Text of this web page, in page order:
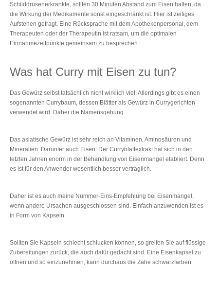
Schilddrüsenerkrankte, sollten 30 Minuten Abstand zum Eisen halten, da
die Wirkung der Medikamente sonst eingeschränkt ist. Hier ist zeitiges
Aufstehen gefragt. Eine Rücksprache mit dem Apothekenpersonal, dem
Therapeuten oder der Therapeutin ist ratsam, um die optimalen
Einnahmezeitpunkte gemeinsam zu besprechen.
Was hat Curry mit Eisen zu tun?
Das Gewürz selbst tatsächlich nicht wirklich viel. Allerdings gibt es einen
sogenannten Currybaum, dessen Blätter als Gewürz in Currygerichten
verwendet wird. Daher die Namensgebung.
Das asiatische Gewürz ist sehr reich an Vitaminen, Aminosäuren und
Mineralien. Darunter auch Eisen. Der Curryblattextrakt hat sich in den
letzten Jahren enorm in der Behandlung von Eisenmangel etabliert. Denn
es ist für den Anwender wesentlich besser verträglich.
Daher ist es auch meine Nummer-Eins-Empfehlung bei Eisenmangel,
wenn andere Ursachen ausgeschlossen sind. Einfach anzuwenden ist es
in Form von Kapseln.
Sollten Sie Kapseln schlecht schlucken können, so greifen Sie auf flüssige
Zubereitungen zurück, die auch dafür gedacht sind. Eine Eisenkapsel zu
öffnen und so einzunehmen, kann durchaus die Zähe schwarzfärben.